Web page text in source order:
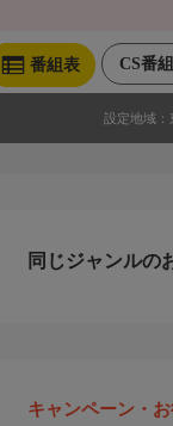
CS番
番組表
設定地域：
同じジャンルの
キャンペーン・